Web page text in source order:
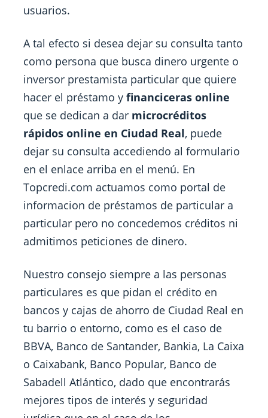
usuarios.
A tal efecto si desea dejar su consulta tanto
como persona que busca dinero urgente o
inversor prestamista particular que quiere
hacer el préstamo yfinanciceras online
que se dedican a dar microcréditos
rápidos online en Ciudad Real, puede
dejar su consulta accediendo al formulario
en el enlace arriba en el menú. En
Topcredi.com actuamos como portal de
informacion de préstamos de particular a
particular pero no concedemos créditos ni
admitimos peticiones de dinero.
Nuestro consejo siempre a las personas
particulares es que pidan el crédito en
bancos y cajas de ahorro de Ciudad Real en
tu barrio o entorno, como es el caso de
BBVA, Banco de Santander, Bankia, La Caixa
o Caixabank, Banco Popular, Banco de
Sabadell Atlántico, dado que encontrarás
mejores tipos de interés y seguridad